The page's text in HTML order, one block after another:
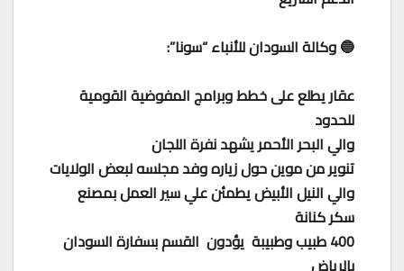
🔵 وكالة السودان للأنباء “سونا”:
عقار يطلع على خطط وبرامج المفوضية القومية
للحدود
والي البحر الأحمر يشهد نفرة اللجان
تنوير من موين حول زياره وفد مجلسه لبعض الولايات
والي النيل الأبيض يطمئن علي سير العمل بمصنع
سكر كنانة
400 طبيب وطبيبة يؤدون القسم بسفارة السودان
بالرياض